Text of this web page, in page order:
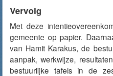
Vervolg
Met deze
gemeente op papier.
van Hamit Karakus, de
aanpak, werkwijze,
bestuurlijke tafels in de